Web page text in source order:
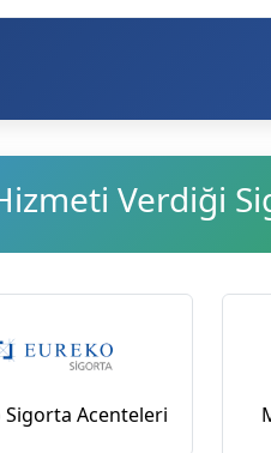
Verdiği
Sigorta Acenteleri